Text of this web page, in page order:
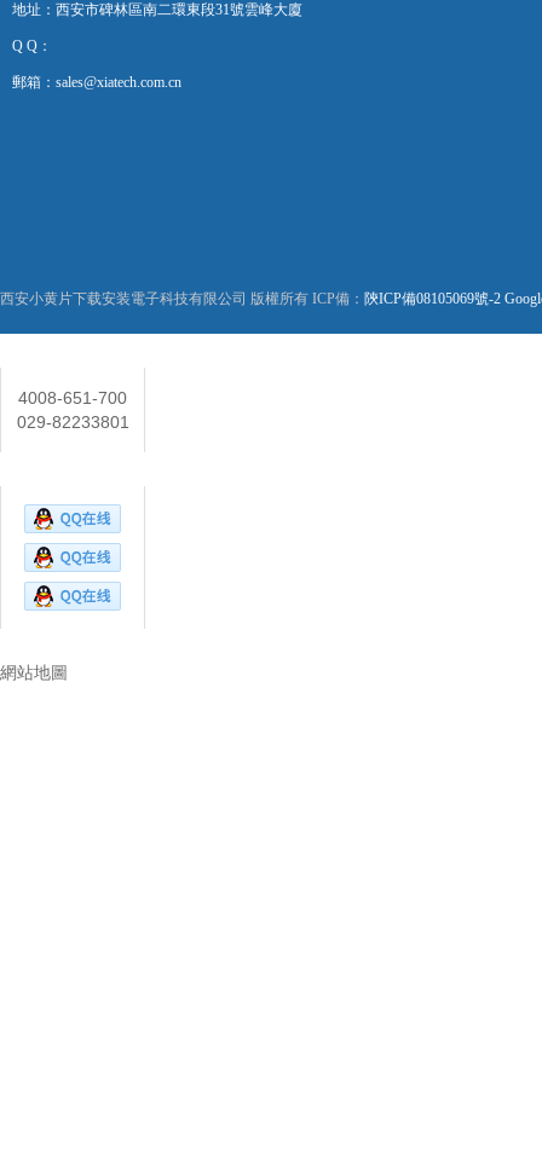
地址：西安市碑林區南二環東段31號雲峰大廈
Q Q：
郵箱：sales@xiatech.com.cn
西安小黄片下载安装電子科技有限公司 版權所有 ICP備： 陝ICP備08105069號-2
4008-651-700
029-82233801
網站地圖